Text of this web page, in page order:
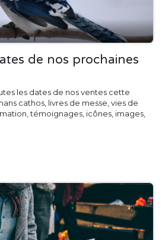
de nos prochaines
les dates de nos ventes cette
cathos, livres de messe, vies de
témoignages, icônes, images,